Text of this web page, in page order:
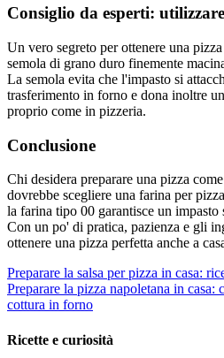
Consiglio da esperti:
Un vero segreto per ottenere una
semola di grano duro finemente
La semola evita che l'impasto si
trasferimento in forno e dona inoltre
proprio come in pizzeria.
Conclusione
Chi desidera preparare una pizza
dovrebbe scegliere una farina per
la farina tipo 00 garantisce un impasto
Con un po' di pratica, pazienza e gli
ottenere una pizza perfetta anche a
Preparare la salsa per pizza in casa:
Preparare la pizza napoletana in casa:
cottura in forno
Ricette e curiosità